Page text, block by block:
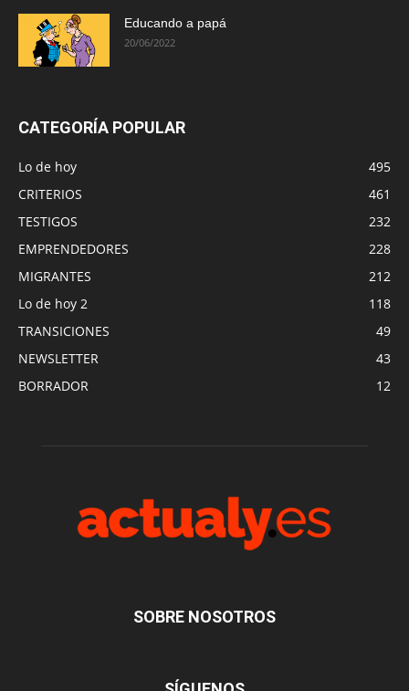
Educando a papá
20/06/2022
CATEGORÍA POPULAR
Lo de hoy
495
CRITERIOS
461
TESTIGOS
232
EMPRENDEDORES
228
MIGRANTES
212
Lo de hoy 2
118
TRANSICIONES
49
NEWSLETTER
43
BORRADOR
12
SOBRE NOSOTROS